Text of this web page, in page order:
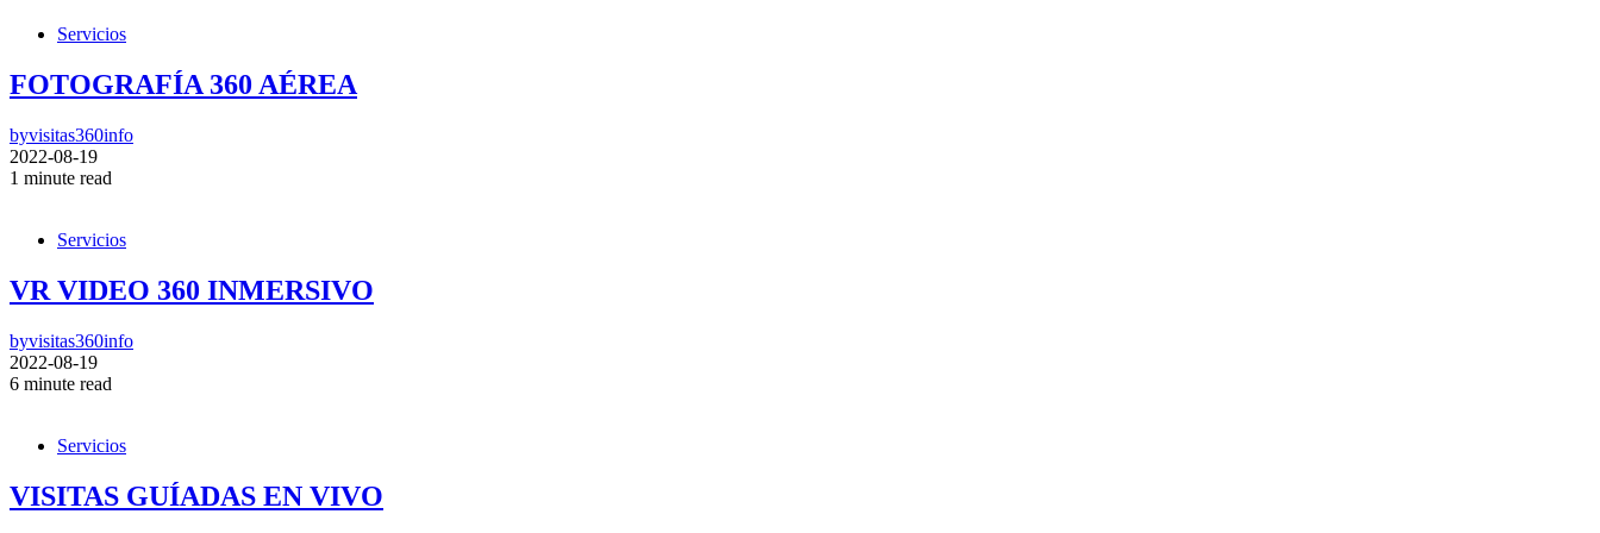
Servicios
FOTOGRAFÍA 360 AÉREA
byvisitas360info
2022-08-19
1 minute read
Servicios
VR VIDEO 360 INMERSIVO
byvisitas360info
2022-08-19
6 minute read
Servicios
VISITAS GUÍADAS EN VIVO